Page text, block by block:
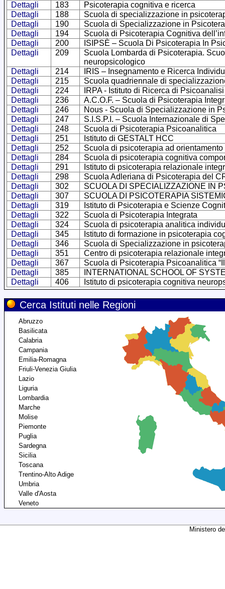
Dettagli
183
Psicoterapia cognitiva e ricerca
Dettagli
188
Scuola di specializzazione in
Dettagli
190
Scuola di Specializzazione in
Dettagli
194
Scuola di Psicoterapia Cognitiva
Dettagli
200
ISIPSÈ – Scuola Di Psicoterapia In
Dettagli
209
Scuola Lombarda di Psicoterapia.
neuropsicologico
Dettagli
214
IRIS – Insegnamento e Ricerca
Dettagli
215
Scuola quadriennale di
Dettagli
224
IRPA - Istituto di Ricerca di
Dettagli
236
A.C.O.F. – Scuola di Psicoterapia
Dettagli
246
Nous - Scuola di Specializzazione in
Dettagli
247
S.I.S.P.I. – Scuola Internazionale di
Dettagli
248
Scuola di Psicoterapia Psicoanalitica
Dettagli
251
Istituto di GESTALT HCC
Dettagli
252
Scuola di psicoterapia ad
Dettagli
284
Scuola di psicoterapia cognitiva
Dettagli
291
Istituto di psicoterapia relazionale
Dettagli
298
Scuola Adleriana di Psicoterapia del
Dettagli
302
SCUOLA DI SPECIALIZZAZIONE IN
Dettagli
307
SCUOLA DI PSICOTERAPIA
Dettagli
319
Istituto di Psicoterapia e Scienze
Dettagli
322
Scuola di Psicoterapia Integrata
Dettagli
324
Scuola di psicoterapia analitica
Dettagli
345
Istituto di formazione in psicoterapia
Dettagli
346
Scuola di Specializzazione in
Dettagli
351
Centro di psicoterapia relazionale
Dettagli
367
Scuola di Psicoterapia Psicoanalitica
Dettagli
385
INTERNATIONAL SCHOOL OF
Dettagli
406 Istituto di psicoterapia cognitiva
Cerca Istituti nelle Regioni
Abruzzo
Basilicata
Calabria
Campania
Emilia-Romagna
Friuli-Venezia Giulia
Lazio
Liguria
Lombardia
Marche
Molise
Piemonte
Puglia
Sardegna
Sicilia
Toscana
Trentino-Alto Adige
Umbria
Valle d'Aosta
Veneto
Ministero